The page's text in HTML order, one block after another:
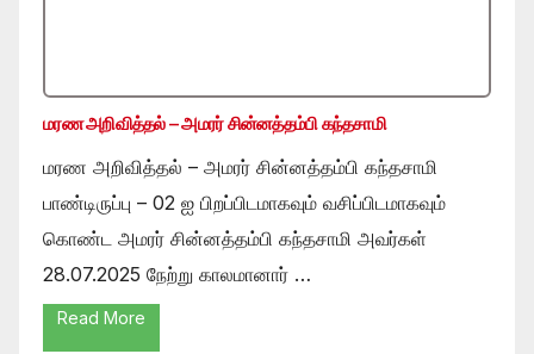
மரண அறிவித்தல் – அமரர் சின்னத்தம்பி கந்தசாமி
மரண அறிவித்தல் – அமரர் சின்னத்தம்பி கந்தசாமி
பாண்டிருப்பு – 02 ஐ பிறப்பிடமாகவும் வசிப்பிடமாகவும்
கொண்ட அமரர் சின்னத்தம்பி கந்தசாமி அவர்கள்
28.07.2025 நேற்று காலமானார் …
Read More